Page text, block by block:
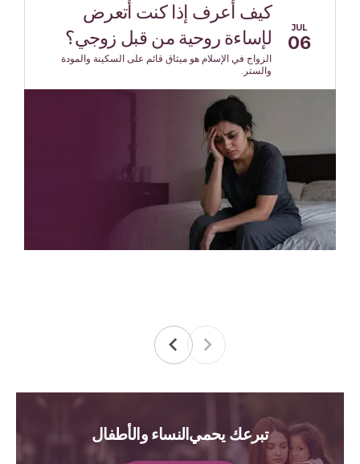
06
كيف أعرف إذا كنت أتعرض
لإساءة روحية من قبل زوجي؟
الزواج في الإسلام هو ميثاق قائم على السكينة والمودة
والستر.
تبرعك يحمي النساء والأطفال